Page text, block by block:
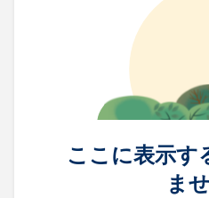
ここに表示す
ま